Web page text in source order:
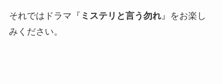
それではドラマ『 ミステリと言う勿れ』をお楽し
みください。